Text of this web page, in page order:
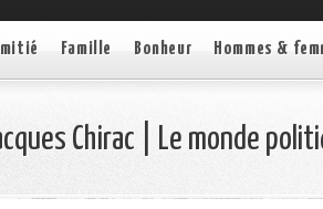
Famille Bonheur Hommes &
Chirac | Le monde